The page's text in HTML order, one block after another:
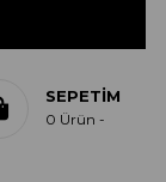
SEPETIM
0 Ürün